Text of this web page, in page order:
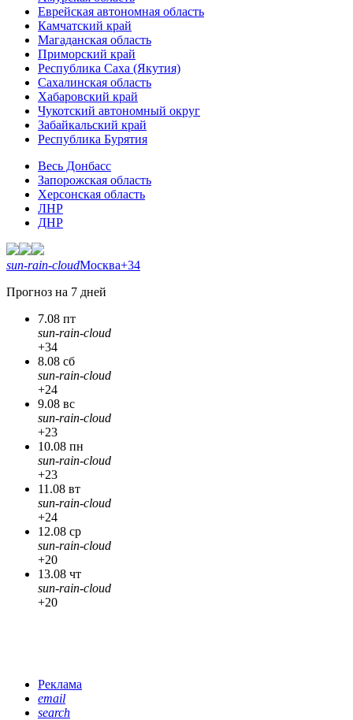
Еврейская автономная область
Камчатский край
Магаданская область
Приморский край
Республика Саха (Якутия)
Сахалинская область
Хабаровский край
Чукотский автономный округ
Забайкальский край
Республика Бурятия
Весь Донбасс
Запорожская область
Херсонская область
ЛНР
ДНР
sun-rain-cloudМосква+34
Прогноз на 7 дней
7.08 пт
sun-rain-cloud
+34
8.08 сб
sun-rain-cloud
+24
9.08 вс
sun-rain-cloud
+23
10.08 пн
sun-rain-cloud
+23
11.08 вт
sun-rain-cloud
+24
12.08 ср
sun-rain-cloud
+20
13.08 чт
sun-rain-cloud
+20
Реклама
email
search